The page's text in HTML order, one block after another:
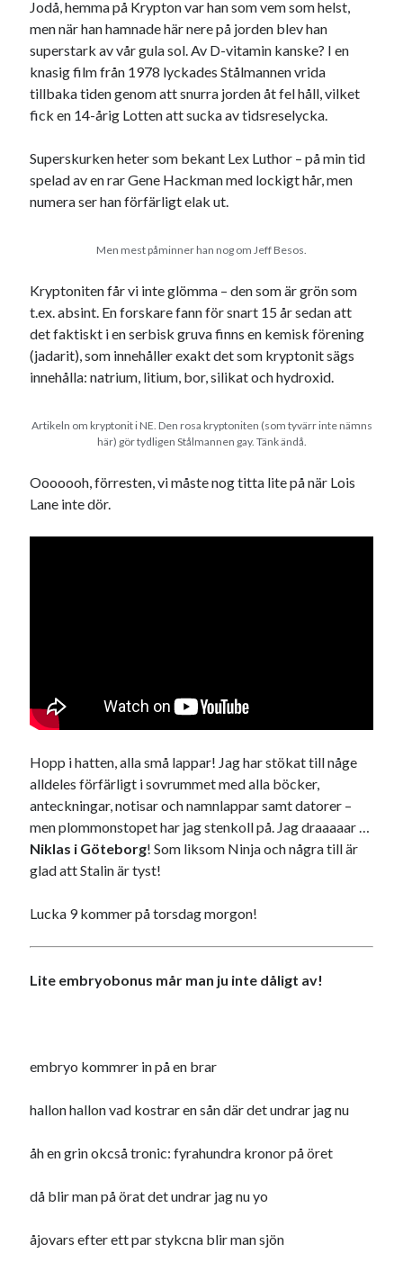
Jodå, hemma på Krypton var han som vem som helst,
men när han hamnade här nere på jorden blev han
superstark av vår gula sol. Av D-vitamin kanske? I en
knasig film från 1978 lyckades Stålmannen vrida
tillbaka tiden genom att snurra jorden åt fel håll, vilket
fick en 14-årig Lotten att sucka av tidsreselycka.
Superskurken heter som bekant Lex Luthor – på min tid
spelad av en rar Gene Hackman med lockigt hår, men
numera ser han förfärligt elak ut.
Men mest påminner han nog om Jeff Besos.
Kryptoniten får vi inte glömma – den som är grön som
t.ex. absint. En forskare fann för snart 15 år sedan att
det faktiskt i en serbisk gruva finns en kemisk förening
(jadarit), som innehåller exakt det som kryptonit sägs
innehålla: natrium, litium, bor, silikat och hydroxid.
Artikeln om kryptonit i NE. Den rosa kryptoniten (som tyvärr inte nämns
här) gör tydligen Stålmannen gay. Tänk ändå.
Ooooooh, förresten, vi måste nog titta lite på när Lois
Lane inte dör.
Hopp i hatten, alla små lappar! Jag har stökat till någe
alldeles förfärligt i sovrummet med alla böcker,
anteckningar, notisar och namnlappar samt datorer –
men plommonstopet har jag stenkoll på. Jag draaaaar …
Niklas i Göteborg! Som liksom Ninja och några till är
glad att Stalin är tyst!
Lucka 9 kommer på torsdag morgon!
Lite embryobonus mår man ju inte dåligt av!
embryo kommrer in på en brar
hallon hallon vad kostrar en sån där det undrar jag nu
åh en grin okcså tronic: fyrahundra kronor på öret
då blir man på örat det undrar jag nu yo
åjovars efter ett par stykcna blir man sjön